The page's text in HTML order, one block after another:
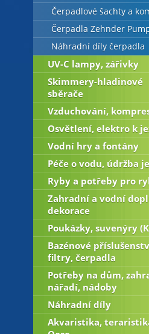
Čerpadlové šachty a
Čerpadla Zehnder
Náhradní díly čerpadla
UV-C lampy, zářivky
Skimmery-hladinové
sběrače
Vzduchování,
Osvětlení, elektro k
Vodní hry a fontány
Péče o vodu, údržba
Ryby a potřeby pro
Zahradní a vodní
dekorace
Poukázky, suvenýry
Bazénové
filtry, čerpadla
Potřeby na dům,
nářadí, nádoby
Náhradní díly
Akvaristika,